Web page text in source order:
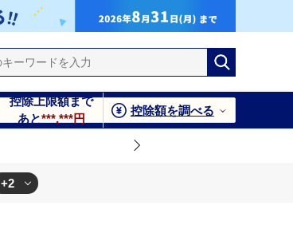
控除上限額まで
あと***,***円
控除額を調べる
+2